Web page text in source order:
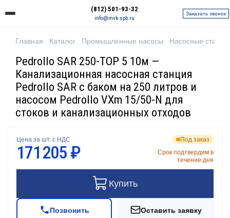
(812) 501-93-32
info@mvk-spb.ru
Заказать звонок
Главная Каталог Промышленные насосы Насосные
Pedrollo SAR 250-TOP 5 10м —
Канализационная насосная станция
Pedrollo SAR с баком на 250 литров и
насосом Pedrollo VXm 15/50-N для
стоков и канализационных отходов
Цена за шт. с НДС
171 205 ₽
Под заказ
Срок подтвердим в
течение дня
Купить
Позвонить Оставить заявку